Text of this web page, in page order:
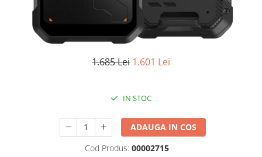
Aparate de Cafea
Aspiratoare Verticale
Roboți Curătenie
Roboți Aspirator
1.685 Lei 1.601 Lei
IN STOC
ADAUGA IN COS
Cod Produs: 00002715